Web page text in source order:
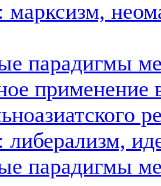
марксизм,
парадигмы
применение
либерализм,
парадигмы